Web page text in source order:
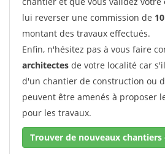
lui reverser une commission de
montant des travaux effectués.
Enfin, n'hésitez pas à vous faire
architectes de votre localité car
d'un chantier de construction ou
peuvent être amenés à proposer
pour les travaux.
Trouver de nouveaux